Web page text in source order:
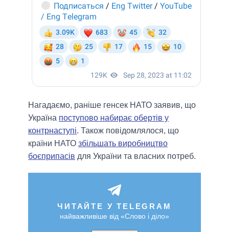
Нагадаємо, раніше генсек НАТО заявив, що
Україна поступово набирає обертів у
контрнаступі. Також повідомлялося, що
країни НАТО збільшать виробництво
боєприпасів для України та власних потреб.
ЧИТАЙТЕ У TELEGRAM
найважливіше від «Слово і діло»